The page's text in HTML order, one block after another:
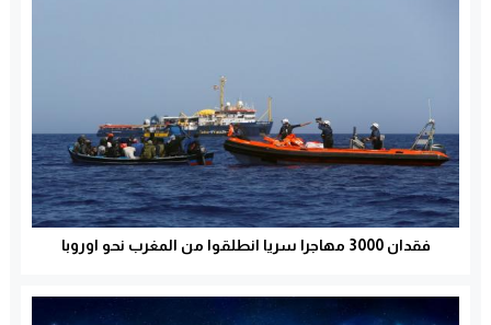
فقدان 3000 مهاجرا سريا انطلقوا من المغرب نحو اوروبا